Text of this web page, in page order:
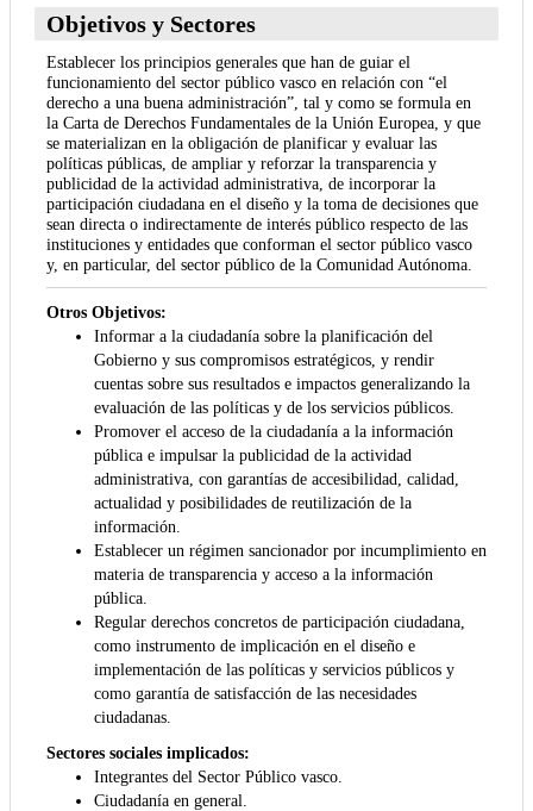
Objetivos y Sectores
Establecer los principios generales que han de guiar el
funcionamiento del sector público vasco en relación con “el
derecho a una buena administración”, tal y como se formula en
la Carta de Derechos Fundamentales de la Unión Europea, y que
se materializan en la obligación de planificar y evaluar las
políticas públicas, de ampliar y reforzar la transparencia y
publicidad de la actividad administrativa, de incorporar la
participación ciudadana en el diseño y la toma de decisiones que
sean directa o indirectamente de interés público respecto de las
instituciones y entidades que conforman el sector público vasco
y, en particular, del sector público de la Comunidad Autónoma.
Otros Objetivos:
Informar a la ciudadanía sobre la planificación del
Gobierno y sus compromisos estratégicos, y rendir
cuentas sobre sus resultados e impactos generalizando la
evaluación de las políticas y de los servicios públicos.
Promover el acceso de la ciudadanía a la información
pública e impulsar la publicidad de la actividad
administrativa, con garantías de accesibilidad, calidad,
actualidad y posibilidades de reutilización de la
información.
Establecer un régimen sancionador por incumplimiento en
materia de transparencia y acceso a la información
pública.
Regular derechos concretos de participación ciudadana,
como instrumento de implicación en el diseño e
implementación de las políticas y servicios públicos y
como garantía de satisfacción de las necesidades
ciudadanas.
Sectores sociales implicados:
Integrantes del Sector Público vasco.
Ciudadanía en general.